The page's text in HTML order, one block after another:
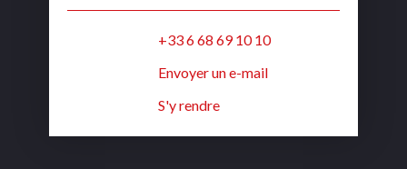
+33 6 68 69 10 10
Envoyer un e-mail
S'y rendre